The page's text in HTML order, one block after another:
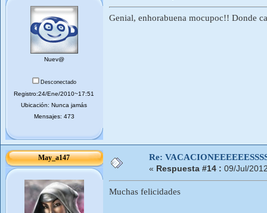
Nuev@
Desconectado
Registro:24/Ene/2010~17:51
Ubicación: Nunca jamás
Mensajes: 473
Genial, enhorabuena mocupoc!! Donde
May_a147 Re:
« Respuesta #14 : 09/Jul/
Muchas felicidades